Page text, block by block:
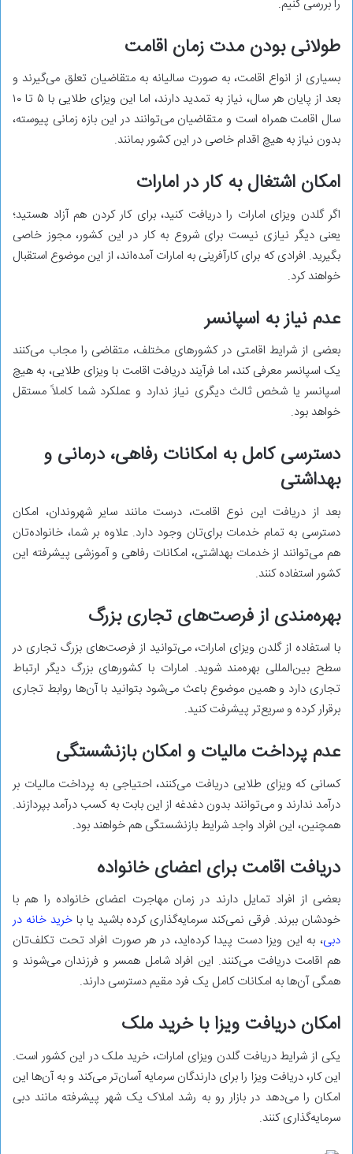
را بررسی کنیم.
طولانی بودن مدت زمان اقامت
بسیاری از انواع اقامت، به‌ صورت سالیانه به متقاضیان تعلق می‌گیرند و
بعد از پایان هر سال، نیاز به تمدید دارند، اما این ویزای طلایی با ۵ تا ۱۰
سال اقامت همراه است و متقاضیان می‌توانند در این بازه زمانی پیوسته،
بدون نیاز به هیچ اقدام خاصی در این کشور بمانند.
امکان اشتغال به کار در امارات
اگر گلدن ویزای امارات را دریافت کنید، برای کار کردن هم آزاد هستید؛
یعنی دیگر نیازی نیست برای شروع به کار در این کشور، مجوز خاصی
بگیرید. افرادی که برای کارآفرینی به امارات آمده‌اند، از این موضوع استقبال
خواهند کرد.
عدم نیاز به اسپانسر
بعضی از شرایط اقامتی در کشورهای مختلف، متقاضی را مجاب می‌کنند
یک اسپانسر معرفی کند، اما فرآیند دریافت اقامت با ویزای طلایی، به هیچ
اسپانسر یا شخص ثالث دیگری نیاز ندارد و عملکرد شما کاملاً مستقل
خواهد بود.
دسترسی کامل به امکانات رفاهی، درمانی و
بهداشتی
بعد از دریافت این نوع اقامت، درست مانند سایر شهروندان، امکان
دسترسی به تمام خدمات برای‌تان وجود دارد. علاوه بر شما، خانواده‌تان
هم می‌توانند از خدمات بهداشتی، امکانات رفاهی و آموزشی پیشرفته این
کشور استفاده کنند.
بهره‌مندی از فرصت‌های تجاری بزرگ
با استفاده از گلدن ویزای امارات، می‌توانید از فرصت‌های بزرگ تجاری در
سطح بین‌المللی بهره‌مند شوید. امارات با کشورهای بزرگ دیگر ارتباط
تجاری دارد و همین موضوع باعث می‌شود بتوانید با آن‌ها روابط تجاری
برقرار کرده و سریع‌تر پیشرفت کنید.
عدم پرداخت مالیات و امکان بازنشستگی
کسانی که ویزای طلایی دریافت می‌کنند، احتیاجی به پرداخت مالیات بر
درآمد ندارند و می‌توانند بدون دغدغه از این بابت به کسب درآمد بپردازند.
همچنین، این افراد واجد شرایط بازنشستگی هم خواهند بود.
دریافت اقامت برای اعضای خانواده
بعضی از افراد تمایل دارند در زمان مهاجرت اعضای خانواده را هم با
خودشان ببرند. فرقی نمی‌کند سرمایه‌گذاری کرده باشید یا باخرید خانه در
دبی، به این ویزا دست پیدا کرده‌اید، در هر صورت افراد تحت تکلف‌تان
هم اقامت دریافت می‌کنند. این افراد شامل همسر و فرزندان می‌شوند و
همگی آن‌ها به امکانات کامل یک فرد مقیم دسترسی دارند.
امکان دریافت ویزا با خرید ملک
یکی از شرایط دریافت گلدن ویزای امارات، خرید ملک در این کشور است.
این کار، دریافت ویزا را برای دارندگان سرمایه آسان‌تر می‌کند و به آن‌ها این
امکان را می‌دهد در بازار رو به رشد املاک یک شهر پیشرفته مانند دبی
سرمایه‌گذاری کنند.